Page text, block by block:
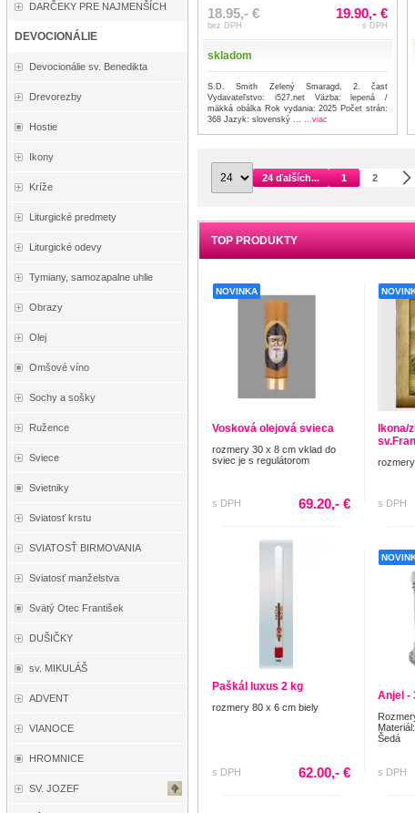
DARČEKY PRE NAJMENŠÍCH
DEVOCIONÁLIE
Devocionálie sv. Benedikta
Drevorezby
Hostie
Ikony
Kríže
Liturgické predmety
Liturgické odevy
Tymiany, samozapalne uhlie
Obrazy
Olej
Omšové víno
Sochy a sošky
Ružence
Sviece
Svietniky
Sviatosť krstu
SVIATOSŤ BIRMOVANIA
Sviatosť manželstva
Svätý Otec František
DUŠIČKY
sv. MIKULÁŠ
ADVENT
VIANOCE
HROMNICE
SV. JOZEF
18.95,- €
bez DPH
19.90,- €
s DPH
skladom
S.D. Smith Zelený Smaragd, 2. časť
Vydavateľstvo: i527.net Väzba: lepená /
mäkká obálka Rok vydania: 2025 Počet strán:
368 Jazyk: slovenský ...
...viac
24 ďalších... 1 2
TOP PRODUKTY
NOVINKA
Vosková olejová svieca
rozmery 30 x 8 cm vklad do
sviec je s regulátorom
s DPH 69.20,- €
Ikona/
s DPH
Paškál luxus 2 kg
rozmery 80 x 6 cm biely
s DPH 62.00,- €
Anjel -
Šedá
s DPH